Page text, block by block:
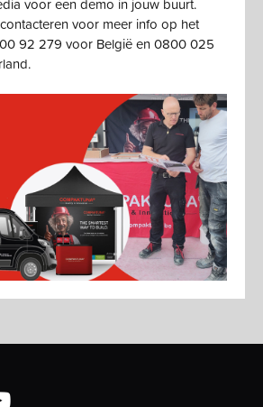
voor een demo in jouw buurt.
voor meer info op het
92 279 voor België en 0800 025